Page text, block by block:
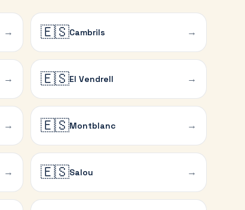
→ 🇪🇸Cambrils →
→ 🇪🇸El Vendrell →
→ 🇪🇸Montblanc →
→ 🇪🇸Salou →